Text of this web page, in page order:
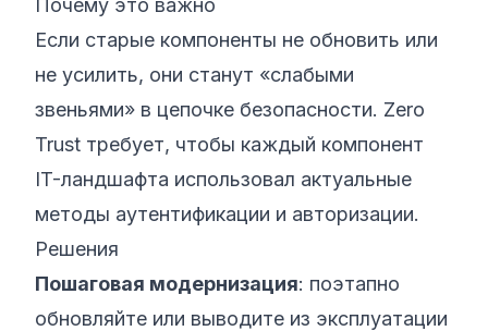
Почему это важно
Если старые компоненты не обновить или
не усилить, они станут «слабыми
звеньями» в цепочке безопасности. Zero
Trust требует, чтобы каждый компонент
IT-ландшафта использовал актуальные
методы аутентификации и авторизации.
Решения
Пошаговая модернизация: поэтапно
обновляйте или выводите из эксплуатации